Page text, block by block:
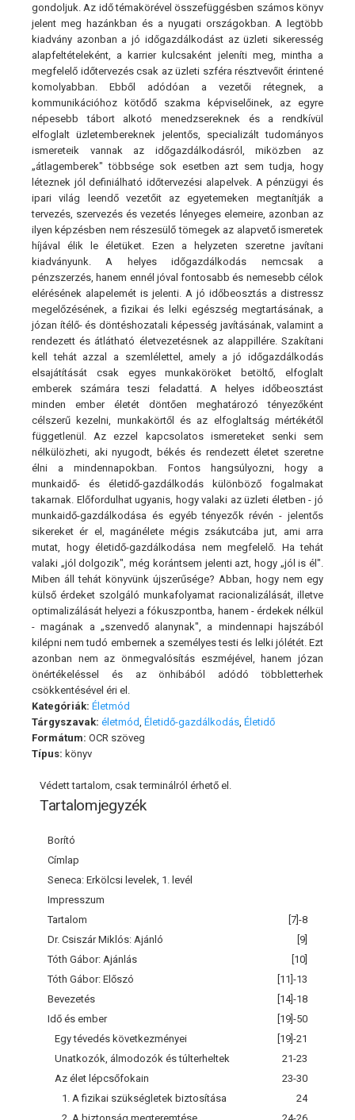
gondoljuk. Az idő témakörével összefüggésben számos könyv
jelent meg hazánkban és a nyugati országokban. A legtöbb
kiadvány azonban a jó időgazdálkodást az üzleti sikeresség
alapfeltételeként, a karrier kulcsaként jeleníti meg, mintha a
megfelelő időtervezés csak az üzleti szféra résztvevőit érintené
komolyabban. Ebből adódóan a vezetői rétegnek, a
kommunikációhoz kötődő szakma képviselőinek, az egyre
népesebb tábort alkotó menedzsereknek és a rendkívül
elfoglalt üzletembereknek jelentős, specializált tudományos
ismereteik vannak az időgazdálkodásról, miközben az
„átlagemberek" többsége sok esetben azt sem tudja, hogy
léteznek jól definiálható időtervezési alapelvek. A pénzügyi és
ipari világ leendő vezetőit az egyetemeken megtanítják a
tervezés, szervezés és vezetés lényeges elemeire, azonban az
ilyen képzésben nem részesülő tömegek az alapvető ismeretek
híjával élik le életüket. Ezen a helyzeten szeretne javítani
kiadványunk. A helyes időgazdálkodás nemcsak a
pénzszerzés, hanem ennél jóval fontosabb és nemesebb célok
elérésének alapelemét is jelenti. A jó időbeosztás a distressz
megelőzésének, a fizikai és lelki egészség megtartásának, a
józan ítélő- és döntéshozatali képesség javításának, valamint a
rendezett és átlátható életvezetésnek az alappillére. Szakítani
kell tehát azzal a szemlélettel, amely a jó időgazdálkodás
elsajátítását csak egyes munkaköröket betöltő, elfoglalt
emberek számára teszi feladattá. A helyes időbeosztást
minden ember életét döntően meghatározó tényezőként
célszerű kezelni, munkakörtől és az elfoglaltság mértékétől
függetlenül. Az ezzel kapcsolatos ismereteket senki sem
nélkülözheti, aki nyugodt, békés és rendezett életet szeretne
élni a mindennapokban. Fontos hangsúlyozni, hogy a
munkaidő- és életidő-gazdálkodás különböző fogalmakat
takarnak. Előfordulhat ugyanis, hogy valaki az üzleti életben - jó
munkaidő-gazdálkodása és egyéb tényezők révén - jelentős
sikereket ér el, magánélete mégis zsákutcába jut, ami arra
mutat, hogy életidő-gazdálkodása nem megfelelő. Ha tehát
valaki „jól dolgozik", még korántsem jelenti azt, hogy „jól is él".
Miben áll tehát könyvünk újszerűsége? Abban, hogy nem egy
külső érdeket szolgáló munkafolyamat racionalizálását, illetve
optimalizálását helyezi a fókuszpontba, hanem - érdekek nélkül
- magának a „szenvedő alanynak", a mindennapi hajszából
kilépni nem tudó embernek a személyes testi és lelki jólétét. Ezt
azonban nem az önmegvalósítás eszméjével, hanem józan
önértékeléssel és az önhibából adódó többletterhek
csökkentésével éri el.
Kategóriák: Életmód
Tárgyszavak: életmód Életidő-gazdálkodás Életidő
Formátum: OCR szöveg
Típus: könyv
Védett tartalom, csak terminálról érhető el.
Tartalomjegyzék
Borító
Címlap
Seneca: Erkölcsi levelek, 1. levél
Impresszum
Tartalom
[7]-8
Dr. Csiszár Miklós: Ajánló
[9]
Tóth Gábor: Ajánlás
[10]
Tóth Gábor: Előszó
[11]-13
Bevezetés
[14]-18
Idő és ember
[19]-50
Egy tévedés következményei
[19]-21
Unatkozók, álmodozók és túlterheltek
21-23
Az élet lépcsőfokain
23-30
1. A fizikai szükségletek biztosítása
24